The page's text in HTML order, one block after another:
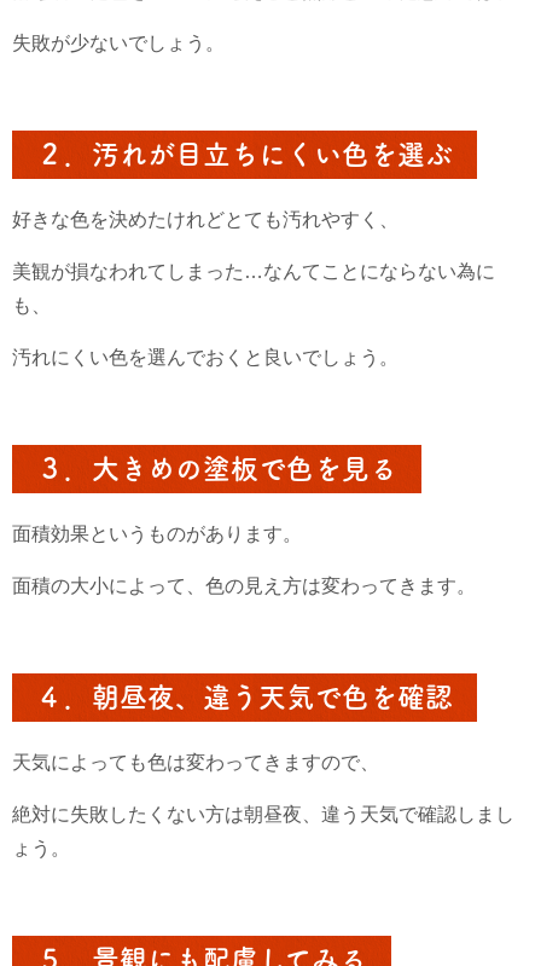
失敗が少ないでしょう。
２．汚れが目立ちにくい色を選ぶ
好きな色を決めたけれどとても汚れやすく、
美観が損なわれてしまった…なんてことにならない為に
も、
汚れにくい色を選んでおくと良いでしょう。
３．大きめの塗板で色を見る
面積効果というものがあります。
面積の大小によって、色の見え方は変わってきます。
４．朝昼夜、違う天気で色を確認
天気によっても色は変わってきますので、
絶対に失敗したくない方は朝昼夜、違う天気で確認しまし
ょう。
５．景観にも配慮してみる